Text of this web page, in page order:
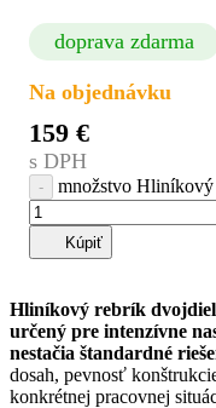
doprava zdarma
Na objednávku
159 €
s DPH
množstvo
Kúpiť
Hliníkový rebrík
určený pre intenzívne
nestačia štandardné
dosah, pevnosť
konkrétnej pracovnej